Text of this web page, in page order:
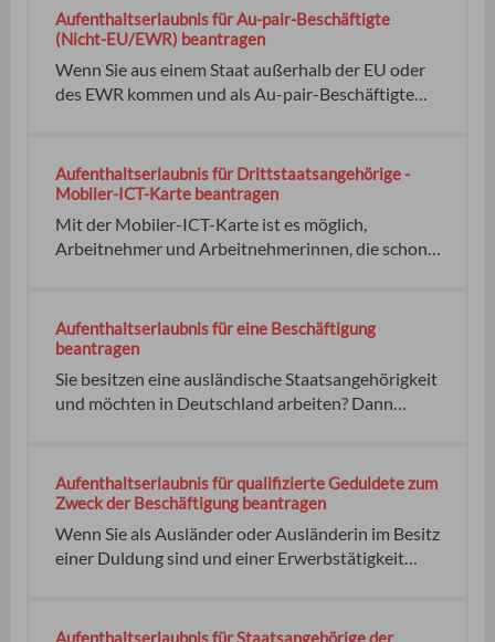
Unternehmen, die Niederlassungen in EU-
Mitgliedsstaaten haben, leichter Arbeitnehmer
transferieren können.
Aufenthaltserlaubnis für Au-pair-Beschäftigte
(Nicht-EU/EWR) beantragen
Wenn Sie aus einem Staat außerhalb der EU oder
des EWR kommen und als Au-pair-Beschäftigte
sondern nur eine Aufenthaltserlaubnis, wenn Sie
aus einem der folgenden Staaten kommen: 100,00
EUR
Aufenthaltserlaubnis für Drittstaatsangehörige -
Mobiler-ICT-Karte beantragen
Mit der Mobiler-ICT-Karte ist es möglich,
Arbeitnehmer und Arbeitnehmerinnen, die schon
nach Deutschland zu transferieren, innerhalb ihres
Unternehmens oder ihrer Unternehmensgruppe.
keine Widerspruch
Aufenthaltserlaubnis für eine Beschäftigung
beantragen
Sie besitzen eine ausländische Staatsangehörigkeit
und möchten in Deutschland arbeiten? Dann
(EWR) sowie für Staatsangehörige der Schweiz.
keine Aufenthaltsgesetz (AufenthG):
Aufenthaltserlaubnis für qualifizierte Geduldete zum
Zweck der Beschäftigung beantragen
Wenn Sie als Ausländer oder Ausländerin im Besitz
einer Duldung sind und einer Erwerbstätigkeit
eine Aufenthaltserlaubnis erteilt werden.
Aufenthaltserlaubnis für Staatsangehörige der